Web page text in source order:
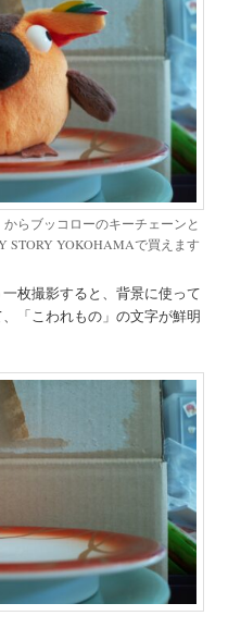
からブッコローのキーチェーンと
STORY YOKOHAMAで買えます
枚撮影すると、背景に使って
「こわれもの」の文字が鮮明